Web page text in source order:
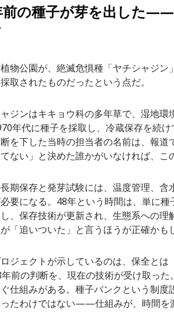
前の種子が芽を出した
物公園が、絶滅危惧種「ヤチシャジ
取されたものだったという点だ。
ジンはキキョウ科の多年草で、湿地
年代に種子を採取し、冷蔵保存を続
を下した当時の担当者の名前は、報
ない」と決めた誰かがいなければ、こ
期保存と発芽試験には、温度管理、
要になる。48年という時間は、単に
、保存技術が更新され、生態系への理
「追いついた」と言うほうが正確かも
ジェクトが示しているのは、保全と
前の判断を、現在の技術が受け取っ
仕組みがある。種子バンクという制
たわけではない——仕組みが、時間を